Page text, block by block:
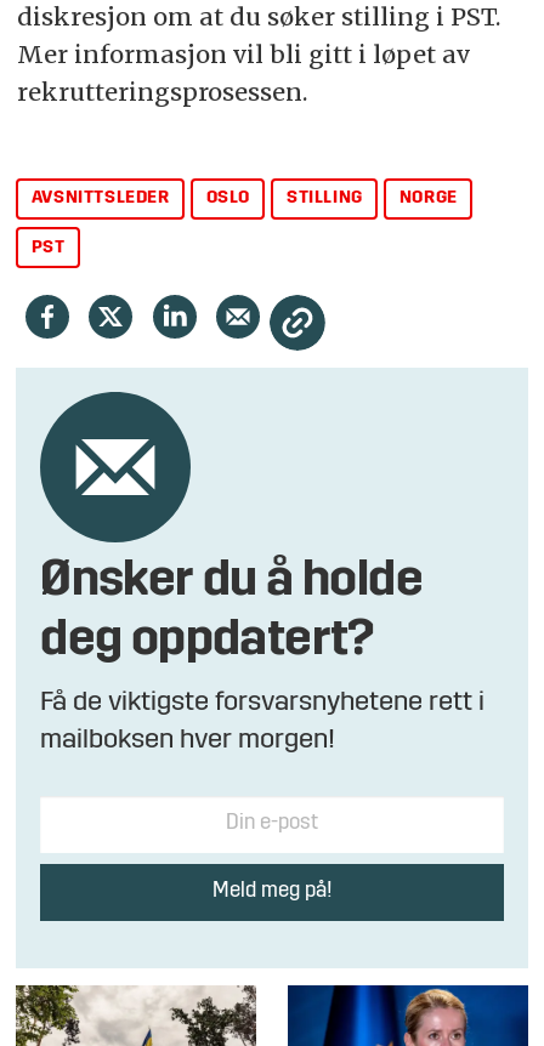
diskresjon om at du søker stilling i PST.
Mer informasjon vil bli gitt i løpet av
rekrutteringsprosessen.
AVSNITTSLEDER OSLO STILLING NORGE
PST
Ønsker du å holde
deg oppdatert?
Få de viktigste forsvarsnyhetene rett i
mailboksen hver morgen!